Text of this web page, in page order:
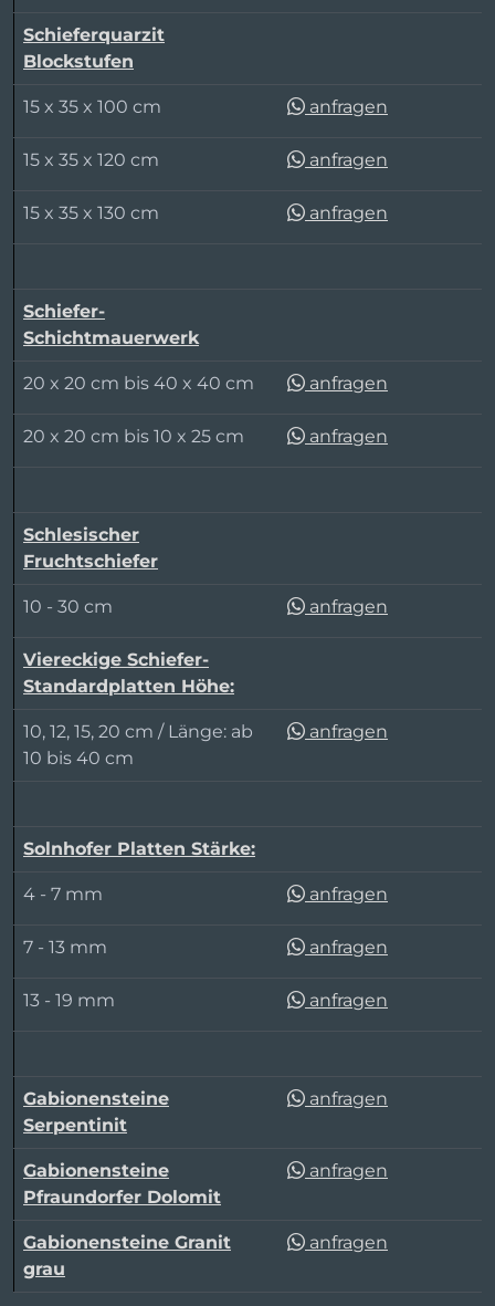
Schieferquarzit
Blockstufen
15 x 35 x 100 cm anfragen
15 x 35 x 120 cm anfragen
15 x 35 x 130 cm anfragen
Schiefer-
Schichtmauerwerk
20 x 20 cm bis 40 x 40 cm anfragen
20 x 20 cm bis 10 x 25 cm anfragen
Schlesischer
Fruchtschiefer
10 - 30 cm anfragen
Viereckige Schiefer-
Standardplatten Höhe:
10, 12, 15, 20 cm / Länge: ab
10 bis 40 cm
anfragen
Solnhofer Platten Stärke:
4 - 7 mm anfragen
7 - 13 mm anfragen
13 - 19 mm anfragen
Gabionensteine
Serpentinit
anfragen
Gabionensteine
Pfraundorfer Dolomit
anfragen
Gabionensteine Granit
grau
anfragen